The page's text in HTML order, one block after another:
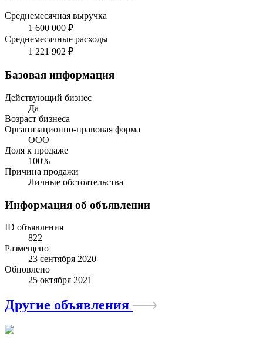
Среднемесячная выручка
1 600 000 ₽
Среднемесячные расходы
1 221 902 ₽
Базовая информация
Действующий бизнес
Да
Возраст бизнеса
Организационно-правовая форма
ООО
Доля к продаже
100%
Причина продажи
Личные обстоятельства
Информация об объявлении
ID объявления
822
Размещено
23 сентября 2020
Обновлено
25 октября 2021
Другие объявления